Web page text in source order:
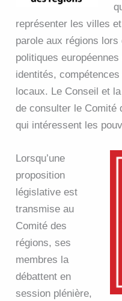
représenter les villes
parole aux régions lors
politiques
identités,
locaux. Le Conseil et
de consulter le Comité
qui intéressent les
Lorsqu’une
proposition
législative est
transmise au
Comité des
régions, ses
membres la
débattent en
session plénière,